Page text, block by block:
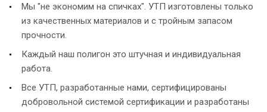
Мы "не экономим на спичках". УТП изготовлены только
из качественных материалов и с тройным запасом
прочности.
Каждый наш полигон это штучная и индивидуальная
работа.
Все УТП, разработанные нами, сертифицированы
добровольной системой сертификации и разработаны